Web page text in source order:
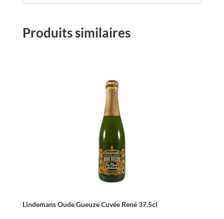
Produits similaires
Lindemans Oude Gueuze Cuvée René 37,5cl